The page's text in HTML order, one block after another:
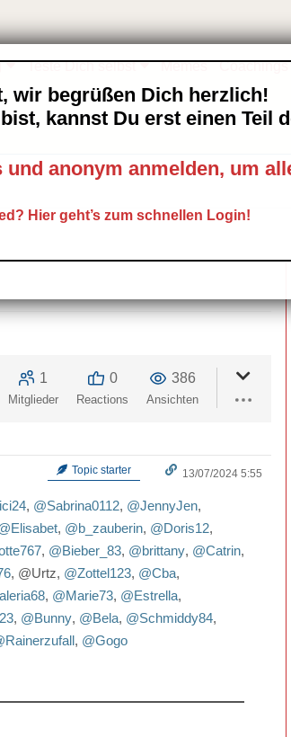
Teste Dich selbst Memes Coachings
1
Mitglieder
0
Reactions
386
Ansichten
Topic starter 13/07/2024 5:55
, @Sabrina0112, @JennyJen,
, @b_zauberin, @Doris12,
, @Bieber_83, @brittany, @Catrin,
, @Urtz, @Zottel123, @Cba,
, @Marie73, @Estrella,
, @Bunny, @Bela, @Schmiddy84,
, @Gogo
wir begrüßen Dich herzlich!
kannst Du erst einen Teil
anonym anmelden, um
Hier geht’s zum schnellen Login!